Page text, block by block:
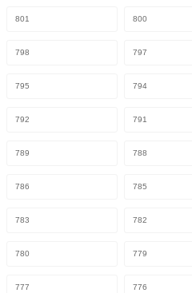
801 800
798 797
795 794
792 791
789 788
786 785
783 782
780 779
777 776